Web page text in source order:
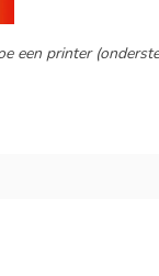
een printer